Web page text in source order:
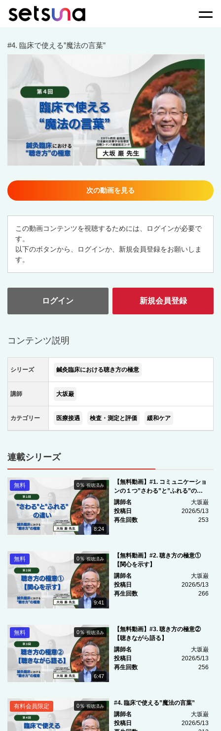
#4. 臨床で使える”魔法の言葉”
次の動画を見る
この動画コンテンツを視聴するためには、ログインが必要で
す。
以下のボタンから、ログインか、新規会員登録をお願いしま
す。
ログイン 新規会員登録
コンテンツ説明
シリーズ 鍼灸臨床における聴き方の極意
講師 大坂巌
カテゴリー 医療接遇 検査・測定と評価 緩和ケア
連載シリーズ
8:24
0％視聴済み
無料
【無料動画】#1. コミュニケーショ
ンの１つ”さわる”と”ふれる”の違
い
講師名
大坂巌
投稿日
2026/5/13
再生回数
253
9:41
0％視聴済み
無料
【無料動画】#2. 聴き方の極意①
【関心を示す】
講師名
大坂巌
投稿日
2026/5/13
再生回数
266
6:47
0％視聴済み
無料
【無料動画】#3. 聴き方の極意②
【聴きながら語る】
講師名
大坂巌
投稿日
2026/5/13
再生回数
256
0％視聴済み
有料会員限定
#4. 臨床で使える”魔法の言葉”
講師名
大坂巌
投稿日
2026/5/13